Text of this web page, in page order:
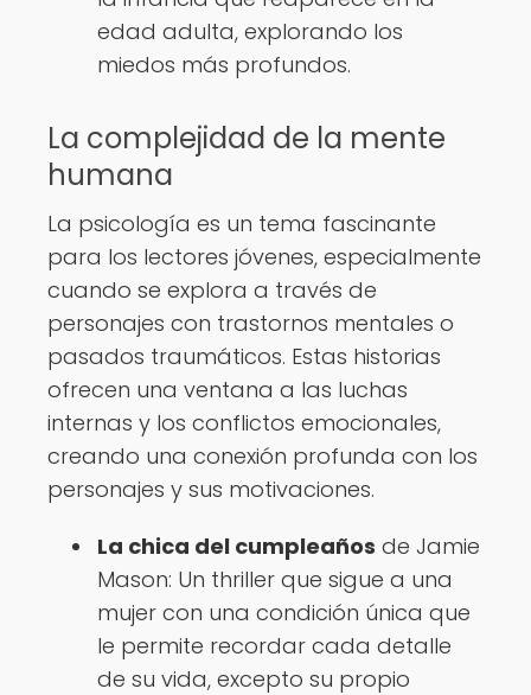
edad adulta, explorando los
miedos más profundos.
La complejidad de la mente
humana
La psicología es un tema fascinante
para los lectores jóvenes, especialmente
cuando se explora a través de
personajes con trastornos mentales o
pasados traumáticos. Estas historias
ofrecen una ventana a las luchas
internas y los conflictos emocionales,
creando una conexión profunda con los
personajes y sus motivaciones.
La chica del cumpleaños de Jamie
Mason: Un thriller que sigue a una
mujer con una condición única que
le permite recordar cada detalle
de su vida, excepto su propio